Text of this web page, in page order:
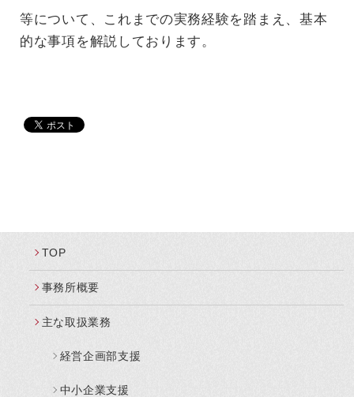
等について、これまでの実務経験を踏まえ、基本
的な事項を解説しております。
TOP
事務所概要
主な取扱業務
経営企画部支援
中小企業支援